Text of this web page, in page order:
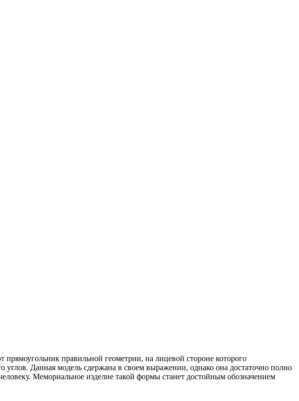
правильной геометрии, на лицевой стороне которого
Данная модель сдержана в своем выражении, однако она достаточно полно
Мемориальное изделие такой формы станет достойным обозначением